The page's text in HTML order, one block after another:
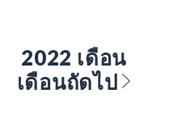
2022 เดือน
เดือนถัดไป